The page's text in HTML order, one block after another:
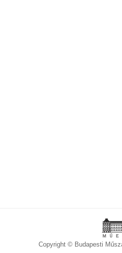
Copyright © Budapesti